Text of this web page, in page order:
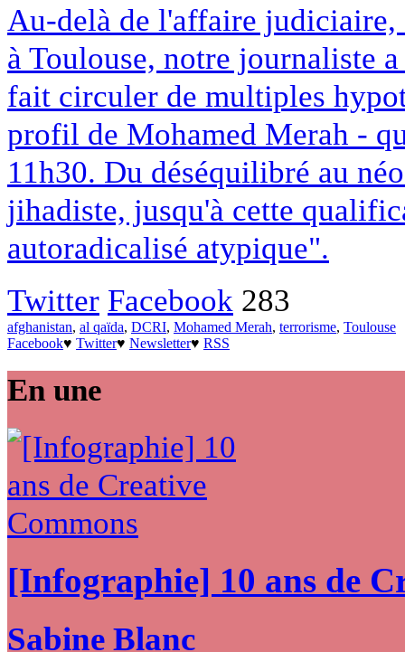
Au-delà de l'affaire judiciaire,
à Toulouse, notre journaliste
fait circuler de multiples
profil de Mohamed Merah -
11h30. Du déséquilibré au
jihadiste, jusqu'à cette
autoradicalisé atypique".
Twitter Facebook 283
afghanistan, al qaïda, DCRI, Mohamed Merah, terrorisme, Toulouse
Facebook♥ Twitter♥ Newsletter♥ RSS
En une
[Infographie] 10 ans de
Sabine Blanc